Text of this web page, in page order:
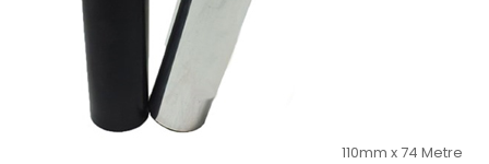
110mm x 74 Metre